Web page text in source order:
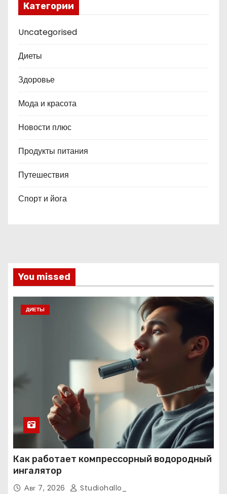
Категории
Uncategorised
Диеты
Здоровье
Мода и красота
Новости плюс
Продукты питания
Путешествия
Спорт и йога
You missed
ДИЕТЫ
Как работает компрессорный водородный
ингалятор
Авг 7, 2026 Studiohallo_